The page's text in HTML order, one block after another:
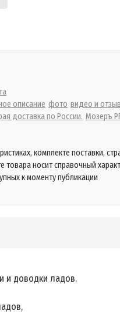
описание фото видео и
доставка по России. Мозеръ
комплекте поставки,
товара носит справочный
к моменту публикации
и доводки ладов.